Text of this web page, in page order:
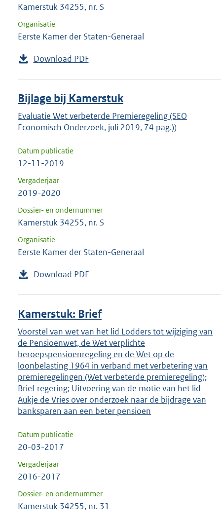
Kamerstuk 34255, nr. S
Organisatie
Eerste Kamer der Staten-Generaal
Download PDF
Bijlage bij Kamerstuk
Evaluatie Wet verbeterde Premieregeling (SEO
Economisch Onderzoek, juli 2019, 74 pag.))
Datum publicatie
12-11-2019
Vergaderjaar
2019-2020
Dossier- en ondernummer
Kamerstuk 34255, nr. S
Organisatie
Eerste Kamer der Staten-Generaal
Download PDF
Kamerstuk: Brief
Voorstel van wet van het lid Lodders tot wijziging van
de Pensioenwet, de Wet verplichte
beroepspensioenregeling en de Wet op de
loonbelasting 1964 in verband met verbetering van
premieregelingen (Wet verbeterde premieregeling);
Brief regering; Uitvoering van de motie van het lid
Aukje de Vries over onderzoek naar de bijdrage van
banksparen aan een beter pensioen
Datum publicatie
20-03-2017
Vergaderjaar
2016-2017
Dossier- en ondernummer
Kamerstuk 34255, nr. 31